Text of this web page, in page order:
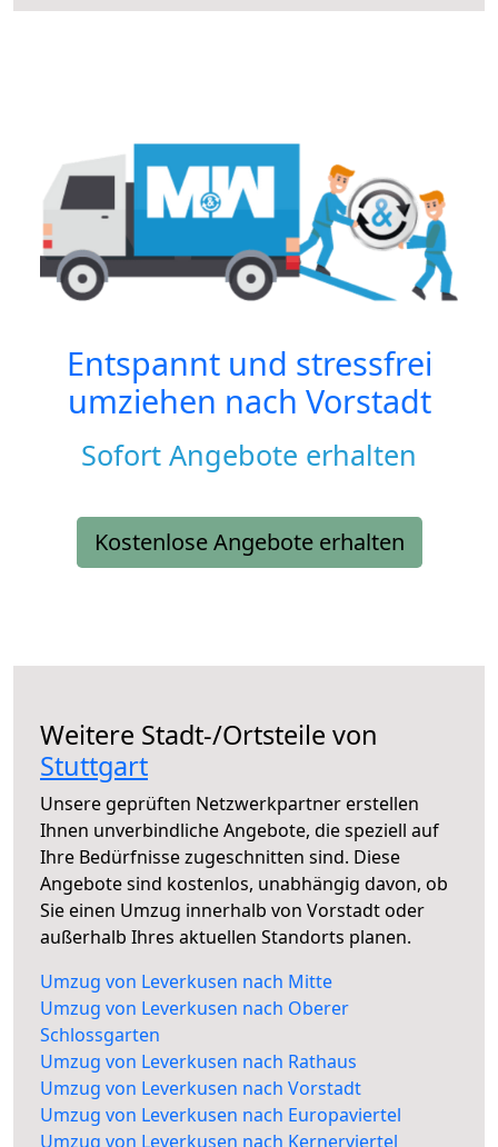
Entspannt und stressfrei
umziehen nach Vorstadt
Sofort Angebote erhalten
Kostenlose Angebote erhalten
Weitere Stadt-/Ortsteile von
Stuttgart
Unsere geprüften Netzwerkpartner erstellen
Ihnen unverbindliche Angebote, die speziell auf
Ihre Bedürfnisse zugeschnitten sind. Diese
Angebote sind kostenlos, unabhängig davon, ob
Sie einen Umzug innerhalb von Vorstadt oder
außerhalb Ihres aktuellen Standorts planen.
Umzug von Leverkusen nach Mitte
Umzug von Leverkusen nach Oberer
Schlossgarten
Umzug von Leverkusen nach Rathaus
Umzug von Leverkusen nach Vorstadt
Umzug von Leverkusen nach Europaviertel
Umzug von Leverkusen nach Kernerviertel